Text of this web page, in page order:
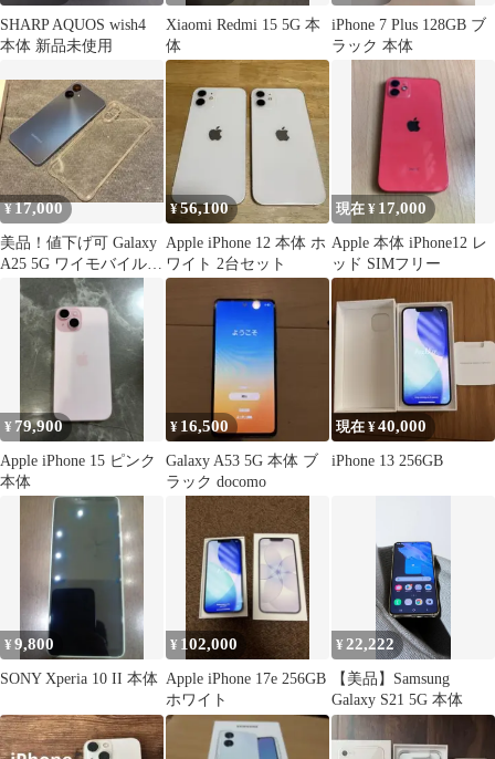
SHARP AQUOS wish4
本体 新品未使用
Xiaomi Redmi 15 5G 本
体
iPhone 7 Plus 128GB ブ
ラック 本体
¥17,000
美品！値下げ可 Galaxy
A25 5G ワイモバイル版
SIMフリー おまけ
¥56,100
Apple iPhone 12 本体 ホ
ワイト 2台セット
現在 ¥ 17,000
Apple 本体 iPhone12 レ
ッド SIMフリー
¥ 79,900
Apple iPhone 15 ピンク
本体
¥ 16,500
Galaxy A53 5G 本体 ブ
ラック docomo
現在 ¥40,000
iPhone 13 256GB
¥9,800
SONY Xperia 10 II 本体
¥ 102,000
Apple iPhone 17e 256GB
ホワイト
¥22,222
【美品】Samsung
Galaxy S21 5G 本体